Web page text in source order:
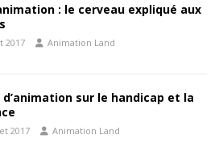
: le cerveau expliqué aux
2017 Animation Land
d’animation sur le handicap et la
2017 Animation Land